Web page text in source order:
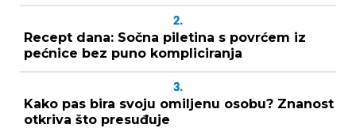
2.
Recept dana: Sočna piletina s povrćem iz
pećnice bez puno kompliciranja
3.
Kako pas bira svoju omiljenu osobu? Znanost
otkriva što presuđuje